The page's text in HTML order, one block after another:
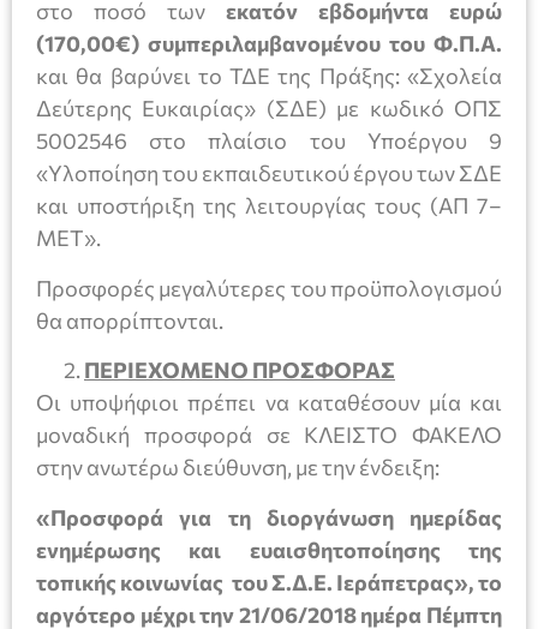
στο ποσό των εκατόν εβδομήντα ευρώ
(170,00€) συμπεριλαμβανομένου του Φ.Π.Α.
και θα βαρύνει το ΤΔΕ της Πράξης: «Σχολεία
Δεύτερης Ευκαιρίας» (ΣΔΕ) με κωδικό ΟΠΣ
5002546 στο πλαίσιο του Υποέργου 9
«Υλοποίηση του εκπαιδευτικού έργου των ΣΔΕ
και υποστήριξη της λειτουργίας τους (ΑΠ 7–
ΜΕΤ».
Προσφορές μεγαλύτερες του προϋπολογισμού
θα απορρίπτονται.
ΠΕΡΙΕΧΟΜΕΝΟ ΠΡΟΣΦΟΡΑΣ
Οι υποψήφιοι πρέπει να καταθέσουν μία και
μοναδική προσφορά σε ΚΛΕΙΣΤΟ ΦΑΚΕΛΟ
στην ανωτέρω διεύθυνση, με την ένδειξη:
«Προσφορά για τη διοργάνωση ημερίδας
ενημέρωσης και ευαισθητοποίησης της
τοπικής κοινωνίας του Σ.Δ.Ε. Ιεράπετρας»,το
αργότερο μέχρι την 21/06/2018 ημέρα Πέμπτη